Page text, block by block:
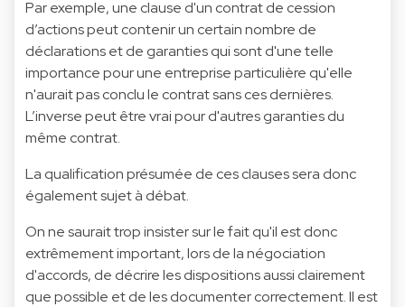
Par exemple, une clause d'un contrat de cession
d’actions peut contenir un certain nombre de
déclarations et de garanties qui sont d'une telle
importance pour une entreprise particulière qu'elle
n'aurait pas conclu le contrat sans ces dernières.
L’inverse peut être vrai pour d'autres garanties du
même contrat.
La qualification présumée de ces clauses sera donc
également sujet à débat.
On ne saurait trop insister sur le fait qu'il est donc
extrêmement important, lors de la négociation
d'accords, de décrire les dispositions aussi clairement
que possible et de les documenter correctement. Il est